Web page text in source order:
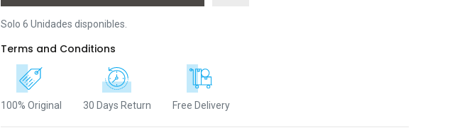
Solo 6 Unidades disponibles.
Terms and Conditions
100% Original 30 Days Return Free Delivery